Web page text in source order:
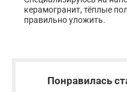
керамогранит, тёплые
правильно уложить.
Понравилась